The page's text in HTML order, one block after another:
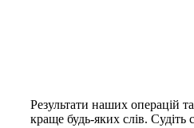
Результати наших операцій
краще будь-яких слів. Судіть